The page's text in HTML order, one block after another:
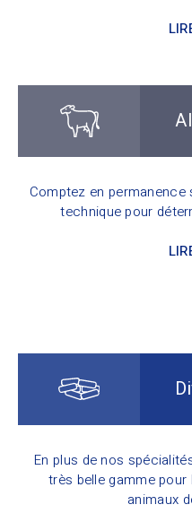
Comptez en
technique pour
En plus de nos
très belle gamme
animaux